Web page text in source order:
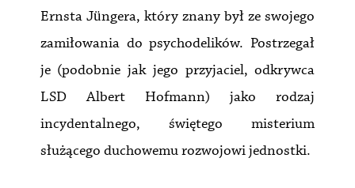
Ernsta Jüngera, który znany był ze swojego
zamiłowania do psychodelików. Postrzegał
je (podobnie jak jego przyjaciel, odkrywca
LSD Albert Hofmann) jako rodzaj
incydentalnego, świętego misterium
służącego duchowemu rozwojowi jednostki.